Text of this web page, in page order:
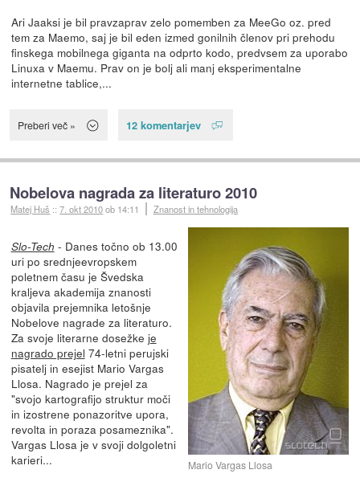
Ari Jaaksi je bil pravzaprav zelo pomemben za MeeGo oz. pred
tem za Maemo, saj je bil eden izmed gonilnih členov pri prehodu
finskega mobilnega giganta na odprto kodo, predvsem za uporabo
Linuxa v Maemu. Prav on je bolj ali manj eksperimentalne
internetne tablice,...
Preberi več » 12 komentarjev
Nobelova nagrada za literaturo 2010
Matej Huš ::7. okt 2010ob 14:11 Znanost in tehnologija
Mario Vargas Llosa
Slo-Tech - Danes točno ob 13.00
uri po srednjeevropskem
poletnem času je Švedska
kraljeva akademija znanosti
objavila prejemnika letošnje
Nobelove nagrade za literaturo.
Za svoje literarne dosežke je
nagrado prejel 74-letni perujski
pisatelj in esejist Mario Vargas
Llosa. Nagrado je prejel za
"svojo kartografijo struktur moči
in izostrene ponazoritve upora,
revolta in poraza posameznika".
Vargas Llosa je v svoji dolgoletni
karieri...